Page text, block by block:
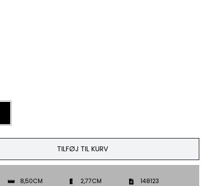
TILFØJ TIL KURV
8,50CM 2,77CM 148123